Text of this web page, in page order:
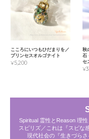
こころにいつもひだまりを／
プリンセスオルゴナイト
¥5,200
秋
石
セ
Spiritual 霊性とReason 理
スピリズ／これは『スピな
現代社会の『生きづら